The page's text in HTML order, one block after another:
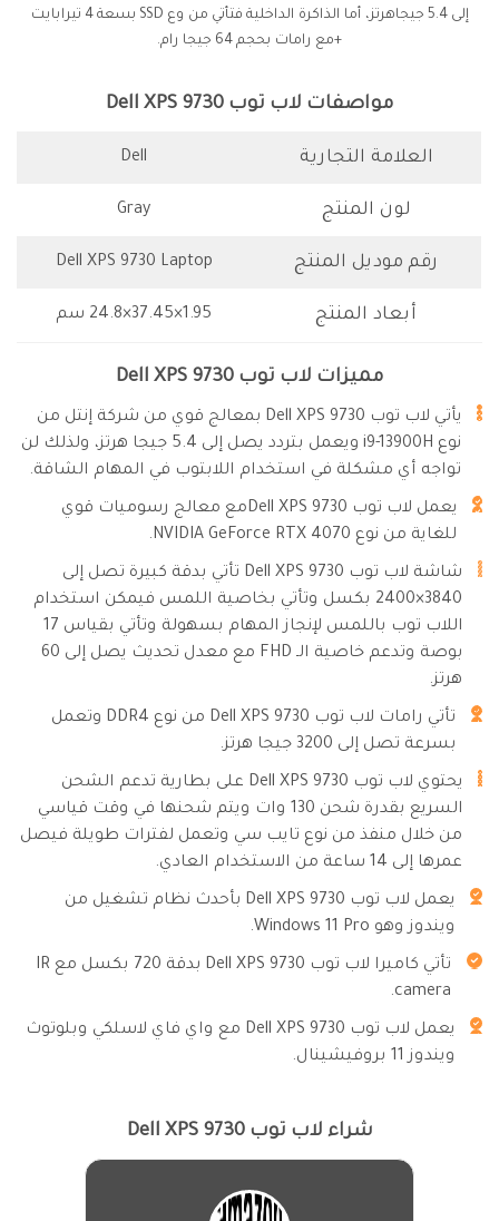
إلى 5.4 جيجاهرتز، أما الذاكرة الداخلية فتأتي من وع SSD بسعة 4 تيرابايت
+مع رامات بحجم 64 جيجا رام.
مواصفات لاب توب Dell XPS 9730
العلامة التجارية Dell
لون المنتج Gray
رقم موديل المنتج Dell XPS 9730 Laptop
أبعاد المنتج ‎24.8×37.45×1.95 سم
مميزات لاب توب Dell XPS 9730
يأتي لاب توب Dell XPS 9730 بمعالج قوي من شركة إنتل من
نوع i9-13900H ويعمل بتردد يصل إلى 5.4 جيجا هرتز، ولذلك لن
تواجه أي مشكلة في استخدام اللابتوب في المهام الشاقة.
يعمل لاب توب Dell XPS 9730مع معالج رسوميات قوي
للغاية من نوع ‎NVIDIA GeForce RTX 4070.
شاشة لاب توب Dell XPS 9730 تأتي بدقة كبيرة تصل إلى
3840×2400 بكسل وتأتي بخاصية اللمس فيمكن استخدام
اللاب توب باللمس لإنجاز المهام بسهولة وتأتي بقياس 17
بوصة وتدعم خاصية الـ FHD مع معدل تحديث يصل إلى 60
هرتز.
تأتي رامات لاب توب Dell XPS 9730 من نوع DDR4 وتعمل
بسرعة تصل إلى 3200 جيجا هرتز.
يحتوي لاب توب Dell XPS 9730 على بطارية تدعم الشحن
السريع بقدرة شحن 130 وات ويتم شحنها في وقت قياسي
من خلال منفذ من نوع تايب سي وتعمل لفترات طويلة فيصل
عمرها إلى 14 ساعة من الاستخدام العادي.
يعمل لاب توب Dell XPS 9730 بأحدث نظام تشغيل من
ويندوز وهو ‎Windows 11 Pro.
تأتي كاميرا لاب توب Dell XPS 9730 بدقة 720 بكسل مع IR
camera.
يعمل لاب توب Dell XPS 9730 مع واي فاي لاسلكي وبلوتوث
ويندوز 11 بروفيشينال.
شراء لاب توب Dell XPS 9730